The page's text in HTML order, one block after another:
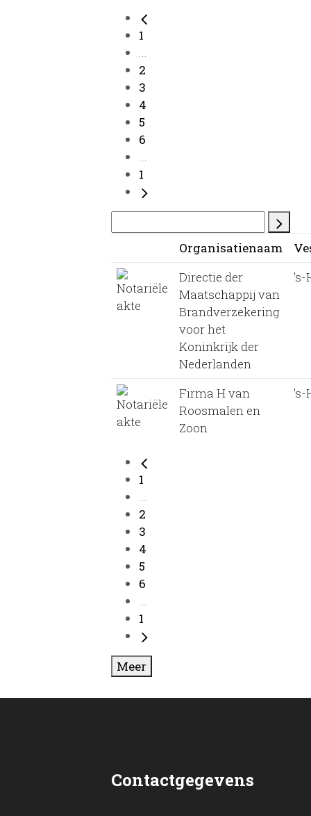
1
...
2
3
4
5
6
...
1
Organisatienaam
Directie der
Maatschappij van
Brandverzekering
voor het
Koninkrijk der
Nederlanden
's-
Firma H van
Roosmalen en
Zoon
's-
1
...
2
3
4
5
6
...
1
Meer
Contactgegevens